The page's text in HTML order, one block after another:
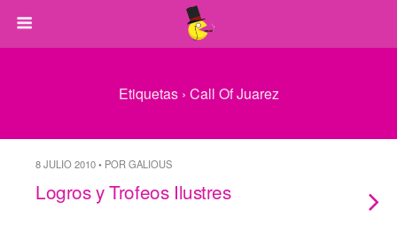
Etiquetas › Call Of Juarez
8 JULIO 2010 • POR GALIOUS
Logros y Trofeos Ilustres